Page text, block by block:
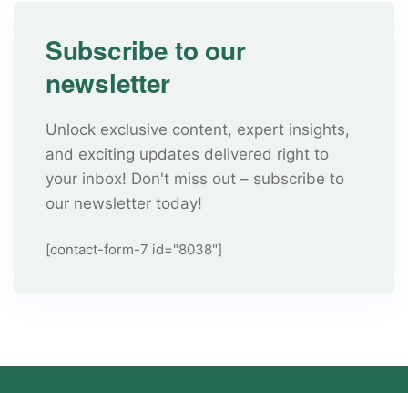
Subscribe to our
newsletter
Unlock exclusive content, expert insights,
and exciting updates delivered right to
your inbox! Don't miss out – subscribe to
our newsletter today!
[contact-form-7 id="8038"]